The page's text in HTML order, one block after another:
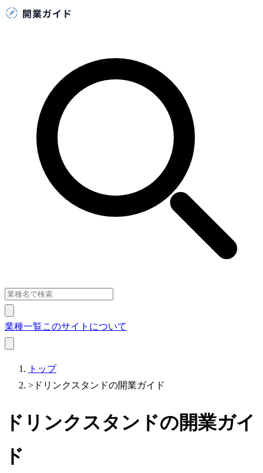
業種一覧このサイトについて
トップ
> ドリンクスタンドの開業ガイド
ドリンクスタンドの開業ガイ
ド